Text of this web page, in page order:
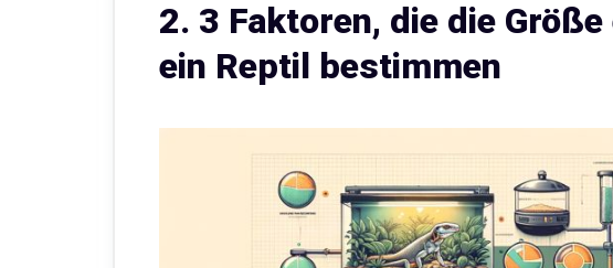
2. 3 Faktoren, die die
ein Reptil bestimmen